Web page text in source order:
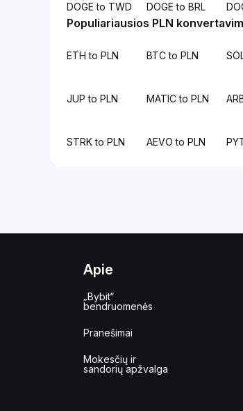
DOGE to TWD DOGE to BRL
Populiariausios PLN
ETH to PLN BTC to PLN
JUP to PLN MATIC to PLN
STRK to PLN AEVO to PLN
Apie
„Bybit“
bendruomenės
Pranešimai
Mokesčių ir
sandorių apžvalga